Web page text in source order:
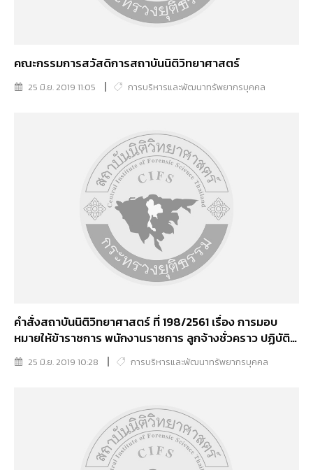
คณะกรรมการสวัสดิการสถาบันนิติวิทยาศาสตร์
25 มิ.ย. 2019 11:05 การบริหารและพัฒนาทรัพยากรบุคคล
คำสั่งสถาบันนิติวิทยาศาสตร์ ที่ 198/2561 เรื่อง การมอบ
หมายให้ข้าราชการ พนักงานราชการ ลูกจ้างชั่วคราว ปฏิบัติ
งานในหน่วยงานภายในตามการมอบหมายงานของสถาบัน
นิติวิทยาศาสตร์
25 มิ.ย. 2019 10:28 การบริหารและพัฒนาทรัพยากรบุคคล